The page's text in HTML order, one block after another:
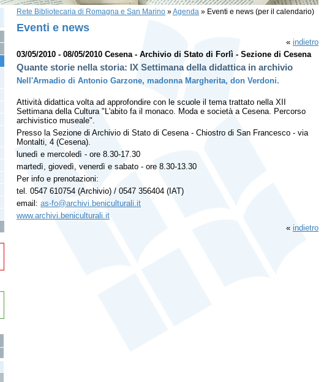
Rete Bibliotecaria di Romagna e San Marino »Agenda » Eventi e news (per il calendario)
Eventi e news
« indietro
03/05/2010 - 08/05/2010 Cesena - Archivio di Stato di Forlì - Sezione di Cesena
Quante storie nella storia: IX Settimana della didattica in archivio
Nell'Armadio di Antonio Garzone, madonna Margherita, don Verdoni.
Attività didattica volta ad approfondire con le scuole il tema trattato nella XII
Settimana della Cultura "L'abito fa il monaco. Moda e società a Cesena. Percorso
archivistico museale".
Presso la Sezione di Archivio di Stato di Cesena - Chiostro di San Francesco - via
Montalti, 4 (Cesena).
lunedì e mercoledì - ore 8.30-17.30
martedì, giovedì, venerdì e sabato - ore 8.30-13.30
Per info e prenotazioni:
tel. 0547 610754 (Archivio) / 0547 356404 (IAT)
email: as-fo@archivi.beniculturali.it
www.archivi.beniculturali.it
« indietro